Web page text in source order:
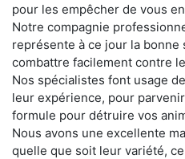
pour les empêcher de vous
Notre compagnie
représente à ce jour la
combattre facilement contre
Nos spécialistes font usage
leur expérience, pour
formule pour détruire vos
Nous avons une excellente
quelle que soit leur variété,